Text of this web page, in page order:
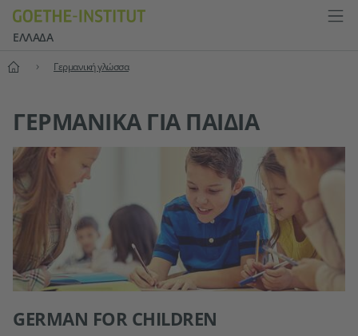
ΕΛΛΆΔΑ
Αρχική
Γερμανική γλώσσα
ΓΕΡΜΑΝΙΚΆ ΓΙΑ ΠΑΙΔΙΆ
GERMAN FOR CHILDREN